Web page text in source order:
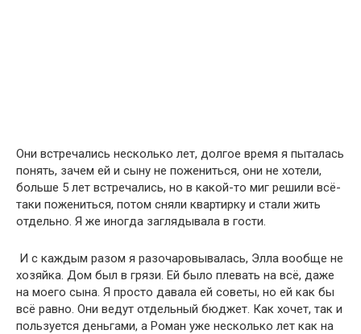
Они встречались несколько лет, долгое время я пыталась
понять, зачем ей и сыну не пожениться, они не хотели,
больше 5 лет встречались, но в какой-то миг решили всё-
таки пожениться, потом сняли квартирку и стали жить
отдельно. Я же иногда заглядывала в гости.
И с каждым разом я разочаровывалась, Элла вообще не
хозяйка. Дом был в грязи. Ей было плевать на всё, даже
на моего сына. Я просто давала ей советы, но ей как бы
всё равно. Они ведут отдельный бюджет. Как хочет, так и
пользуется деньгами, а Роман уже несколько лет как на